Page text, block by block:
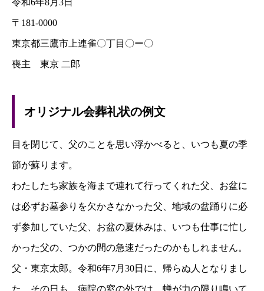
令和6年8月3日
〒181-0000
東京都三鷹市上連雀〇丁目〇ー〇
喪主 東京 二郎
オリジナル会葬礼状の例文
目を閉じて、父のことを思い浮かべると、いつも夏の季
節が蘇ります。
わたしたち家族を海まで連れて行ってくれた父、お盆に
は必ずお墓参りを欠かさなかった父、地域の盆踊りに必
ず参加していた父、お盆の夏休みは、いつも仕事に忙し
かった父の、つかの間の急速だったのかもしれません。
父・東京太郎。令和6年7月30日に、帰らぬ人となりまし